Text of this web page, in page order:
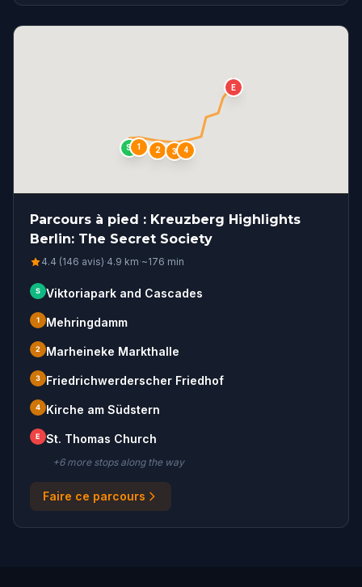
S 1 2 3 4
E
Parcours à pied : Kreuzberg Highlights
Berlin: The Secret Society
4.4 (146 avis)·4.9 km·~176 min
S Viktoriapark and Cascades
1 Mehringdamm
2 Marheineke Markthalle
3 Friedrichwerderscher Friedhof
4 Kirche am Südstern
E St. Thomas Church
+6more stopsalong the way
Faire ce parcours